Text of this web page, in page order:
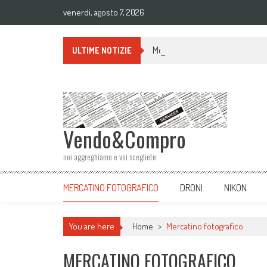
venerdì, agosto 7, 2026
ULTIME NOTIZIE Monopiede BENRO A38TD
Vendo&Compro
noi aggreghiamo e voi scegliete
MERCATINO FOTOGRAFICO DRONI NIKON
You are here Home > Mercatino fotografico
MERCATINO FOTOGRAFICO